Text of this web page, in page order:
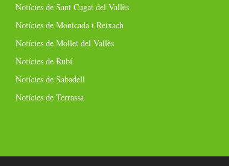
Notícies de Sant Cugat del Vallès
Notícies de Montcada i Reixach
Notícies de Mollet del Vallès
Notícies de Rubí
Notícies de Sabadell
Notícies de Terrassa